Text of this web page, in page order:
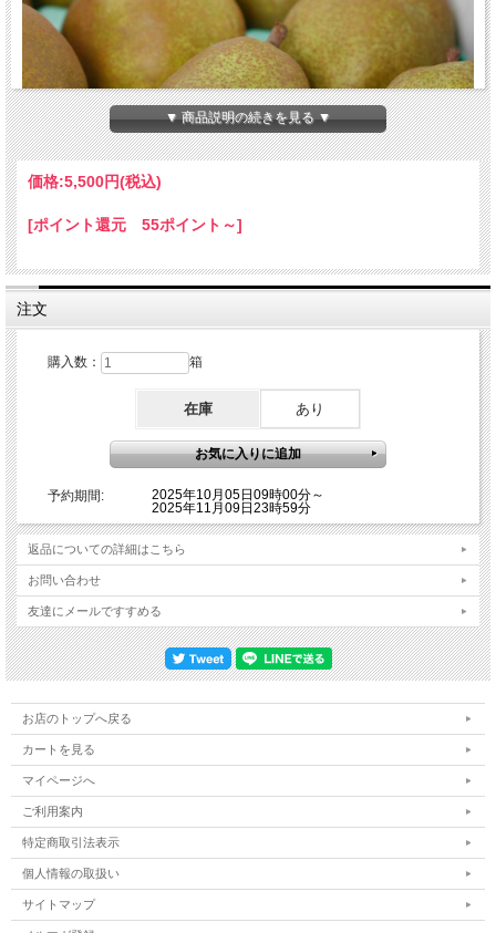
▼ 商品説明の続きを見る ▼
価格:5,500円(税込)
[ポイント還元 55ポイント～]
注文
購入数： 箱
在庫 あり
予約期間:
2025年10月05日09時00分～
2025年11月09日23時59分
返品についての詳細はこちら
お問い合わせ
友達にメールですすめる
お店のトップへ戻る
カートを見る
マイページへ
ご利用案内
特定商取引法表示
個人情報の取扱い
サイトマップ